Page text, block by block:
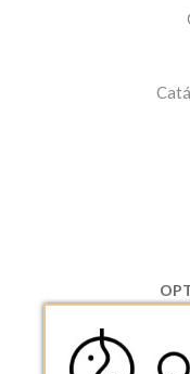
08130 Santa